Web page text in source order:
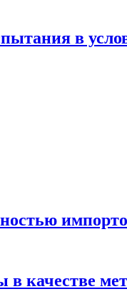
в
качестве